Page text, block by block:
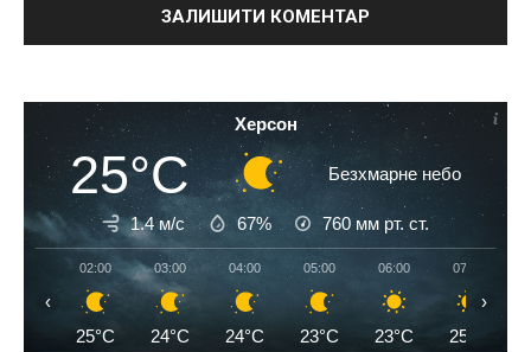
Херсон
25°C Безхмарне небо
1.4 м/с 67% 760 мм рт. ст.
02:00
25°C
03:00
24°C
04:00
24°C
05:00
23°C
06:00
23°C
07:00
25°C
‹ ›